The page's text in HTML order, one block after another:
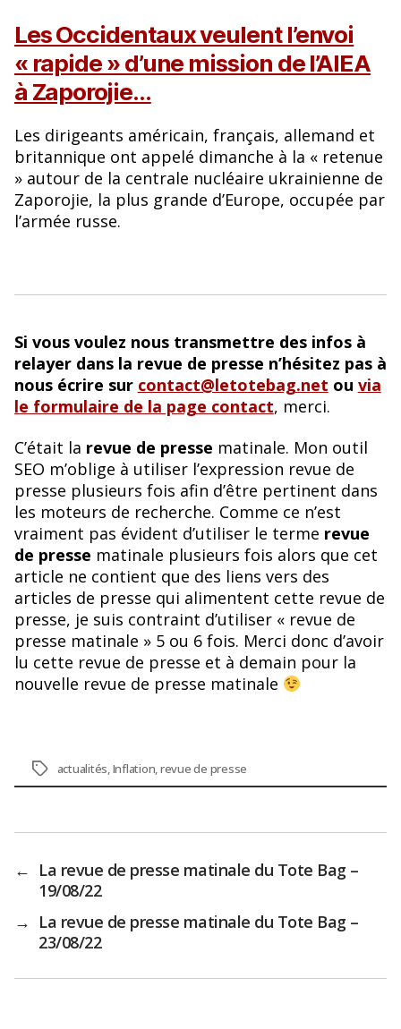
Les Occidentaux veulent l’envoi
« rapide » d’une mission de l’AIEA
à Zaporojie…
Les dirigeants américain, français, allemand et
britannique ont appelé dimanche à la « retenue
» autour de la centrale nucléaire ukrainienne de
Zaporojie, la plus grande d’Europe, occupée par
l’armée russe.
Si vous voulez nous transmettre des infos à
relayer dans la revue de presse n’hésitez pas à
nous écrire sur contact@letotebag.net ou via
le formulaire de la page contact, merci.
C’était la revue de presse matinale. Mon outil
SEO m’oblige à utiliser l’expression revue de
presse plusieurs fois afin d’être pertinent dans
les moteurs de recherche. Comme ce n’est
vraiment pas évident d’utiliser le terme revue
de presse matinale plusieurs fois alors que cet
article ne contient que des liens vers des
articles de presse qui alimentent cette revue de
presse, je suis contraint d’utiliser « revue de
presse matinale » 5 ou 6 fois. Merci donc d’avoir
lu cette revue de presse et à demain pour la
nouvelle revue de presse matinale
Étiquettes
actualités Inflation revue de presse
← La revue de presse matinale du Tote Bag –
19/08/22
→ La revue de presse matinale du Tote Bag –
23/08/22